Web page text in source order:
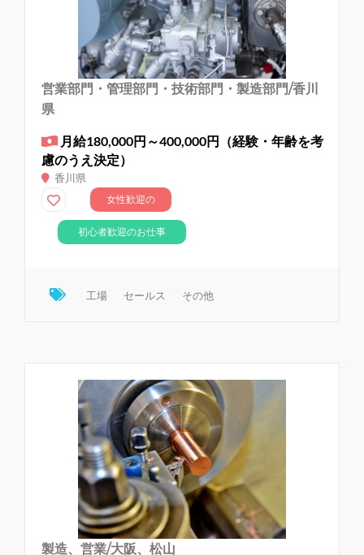
営業部門・管理部門・技術部門・製造部門/香川
県
月給180,000円～400,000円（経験・年齢を考
慮のうえ決定）
香川県
女性歓迎の
お仕事
初心者歓迎のお仕事
工場 セールス その他
製造、営業/大阪、松山